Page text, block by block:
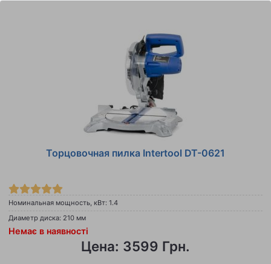
Торцовочная пилка Intertool DT-0621
Номинальная мощность, кВт: 1.4
Диаметр диска: 210 мм
Цена: 3599 Грн.
Немає в наявності